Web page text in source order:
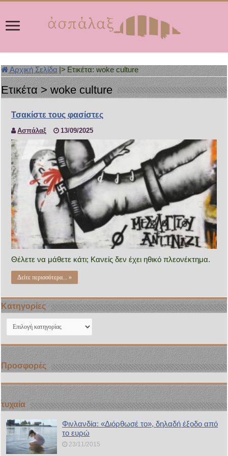
Αρχική Σελίδα |> Ετικέτα:woke culture
Ετικέτα >woke culture
Τσακίστε τους φασίστες
Ασπάλαξ 13/09/2025
Θέλετε να μάθετε κάτι; Κανείς δεν έχει ηθικό πλεονέκτημα.
Δείτε περισσότερα... »
Kατηγορίες
Kατηγορίες
Προσφορές
τυχαία
Φινλανδία: «Διόρθωσέ το», δηλαδή έξοδο από
το ευρώ
23/11/2015